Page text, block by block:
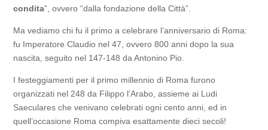
condita”, ovvero “dalla fondazione della Città”.
Ma vediamo chi fu il primo a celebrare l’anniversario di Roma:
fu Imperatore Claudio nel 47, ovvero 800 anni dopo la sua
nascita, seguito nel 147-148 da Antonino Pio.
I festeggiamenti per il primo millennio di Roma furono
organizzati nel 248 da Filippo l’Arabo, assieme ai Ludi
Saeculares che venivano celebrati ogni cento anni, ed in
quell’occasione Roma compiva esattamente dieci secoli!